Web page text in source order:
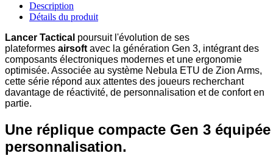
Description
Détails du produit
Lancer Tactical poursuit l'évolution de ses
plateformes airsoft avec la génération Gen 3, intégrant des
composants électroniques modernes et une ergonomie
optimisée. Associée au système Nebula ETU de Zion Arms,
cette série répond aux attentes des joueurs recherchant
davantage de réactivité, de personnalisation et de confort en
partie.
Une réplique compacte Gen 3
personnalisation.